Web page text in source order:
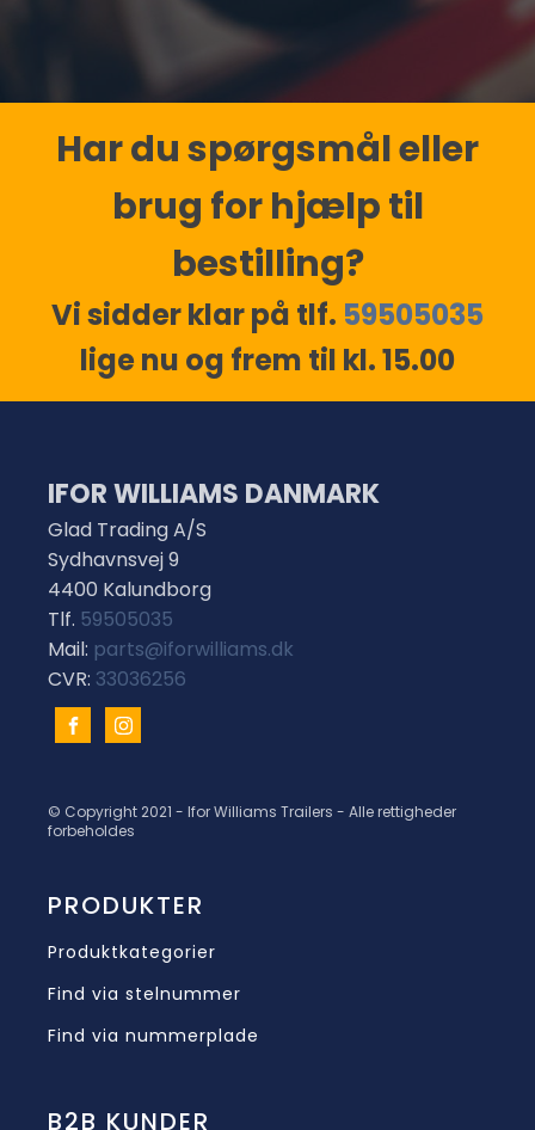
Har du spørgsmål eller
brug for hjælp til
bestilling?
Vi sidder klar på tlf. 59505035
lige nu og frem til kl. 15.00
IFOR WILLIAMS DANMARK
Glad Trading A/S
Sydhavnsvej 9
4400 Kalundborg
Tlf. 59505035
Mail: parts@iforwilliams.dk
CVR: 33036256
© Copyright 2021 - Ifor Williams Trailers - Alle rettigheder
forbeholdes
PRODUKTER
Produktkategorier
Find via stelnummer
Find via nummerplade
B2B KUNDER